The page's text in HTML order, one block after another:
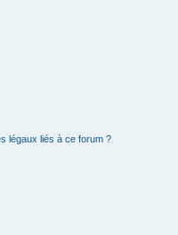
légaux liés à ce forum ?